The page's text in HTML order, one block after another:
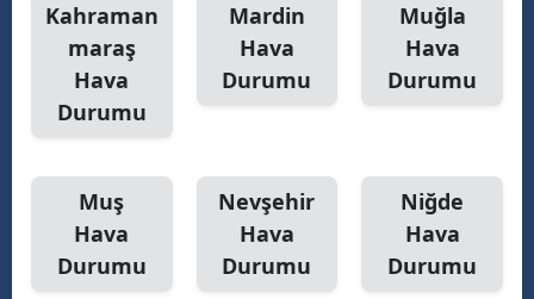
Kahraman
maraş
Hava
Durumu
Mardin
Hava
Durumu
Muğla
Hava
Durumu
Muş
Hava
Durumu
Nevşehir
Hava
Durumu
Niğde
Hava
Durumu